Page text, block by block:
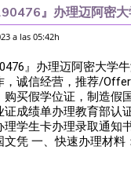
』办理迈阿密
线上快速操作，诚信
a las 05:42h
』办理迈阿密大
，诚信经营，推荐/
买假学位证，制造假
成绩单办理教育部认
学生卡办理录取通知
凭 一、快速办理材
生卡等留学相关材料（